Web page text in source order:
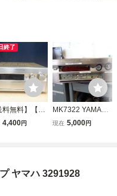
終了
料無料】【ジ
品】 YAMA
4,400円
MK7322 YAMAHA
ヤマハ AVアンプ
現在 5,000円
ヤマハ 3291928